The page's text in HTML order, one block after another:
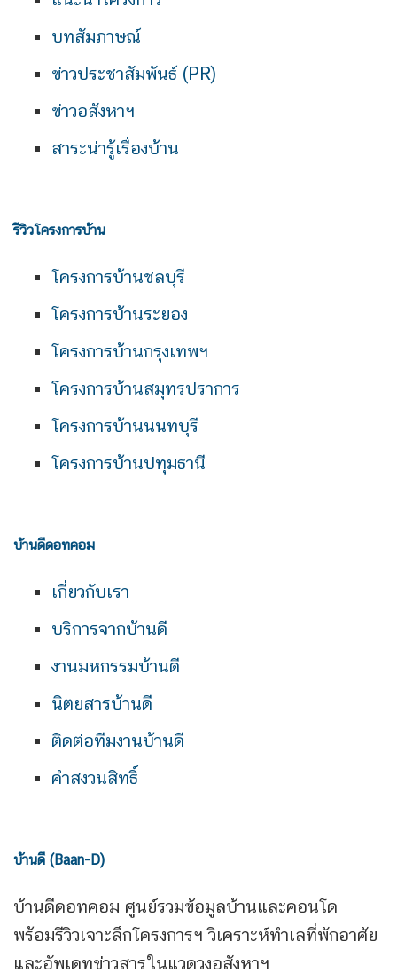
บทสัมภาษณ์
ข่าวประชาสัมพันธ์ (PR)
ข่าวอสังหาฯ
สาระน่ารู้เรื่องบ้าน
รีวิวโครงการบ้าน
โครงการบ้านชลบุรี
โครงการบ้านระยอง
โครงการบ้านกรุงเทพฯ
โครงการบ้านสมุทรปราการ
โครงการบ้านนนทบุรี
โครงการบ้านปทุมธานี
บ้านดีดอทคอม
เกี่ยวกับเรา
บริการจากบ้านดี
งานมหกรรมบ้านดี
นิตยสารบ้านดี
ติดต่อทีมงานบ้านดี
คำสงวนสิทธิ์
บ้านดี (Baan-D)
บ้านดีดอทคอม ศูนย์รวมข้อมูลบ้านและคอนโด
พร้อมรีวิวเจาะลึกโครงการฯ วิเคราะห์ทำเลที่พักอาศัย
และอัพเดทข่าวสารในแวดวงอสังหาฯ